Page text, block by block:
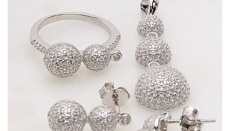
BIJUTERII ARGINT PENTRU COPII
BIJUTERII ARGINT PENTRU BARBATI
INELE ARGINT
marime reglabila
marimea 49
marimea 50